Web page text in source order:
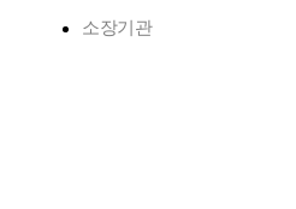
소장기관